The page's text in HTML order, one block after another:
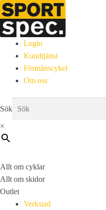
Login
Kundtjänst
Förmånscykel
Om oss
Sök
×
Allt om cyklar
Allt om skidor
Outlet
Verkstad